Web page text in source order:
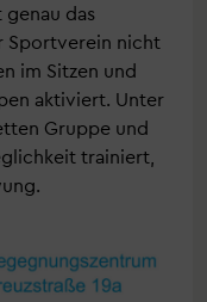
genau das
Sportverein nicht
im Sitzen und
aktiviert. Unter
Gruppe und
trainiert,